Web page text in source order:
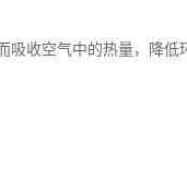
吸收空气中的热量，降低